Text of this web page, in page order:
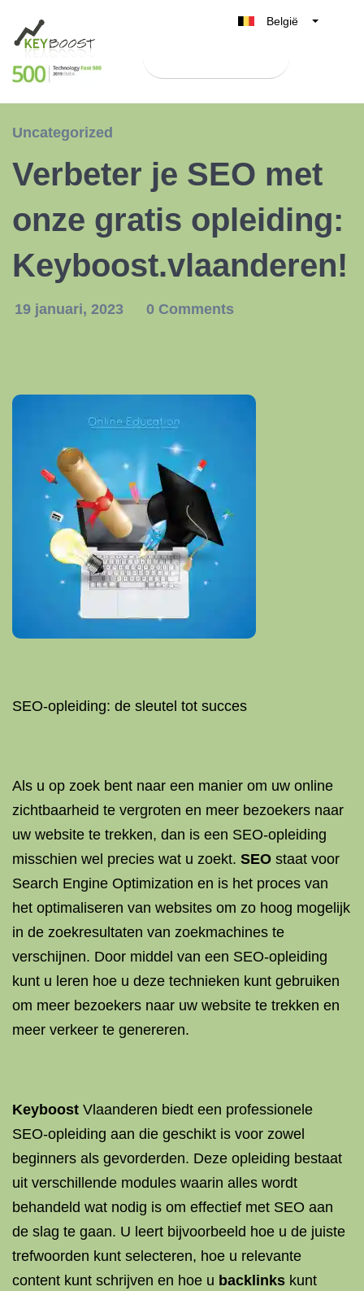
België
Nederland
España
Uncategorized
Verbeter je SEO met
onze gratis opleiding:
Keyboost.vlaanderen!
19 januari, 2023 0 Comments
SEO-opleiding: de sleutel tot succes
Als u op zoek bent naar een manier om uw online
zichtbaarheid te vergroten en meer bezoekers naar
uw website te trekken, dan is een SEO-opleiding
misschien wel precies wat u zoekt. SEO staat voor
Search Engine Optimization en is het proces van
het optimaliseren van websites om zo hoog mogelijk
in de zoekresultaten van zoekmachines te
verschijnen. Door middel van een SEO-opleiding
kunt u leren hoe u deze technieken kunt gebruiken
om meer bezoekers naar uw website te trekken en
meer verkeer te genereren.
Keyboost Vlaanderen biedt een professionele
SEO-opleiding aan die geschikt is voor zowel
beginners als gevorderden. Deze opleiding bestaat
uit verschillende modules waarin alles wordt
behandeld wat nodig is om effectief met SEO aan
de slag te gaan. U leert bijvoorbeeld hoe u de juiste
trefwoorden kunt selecteren, hoe u relevante
content kunt schrijven en hoe u backlinks kunt